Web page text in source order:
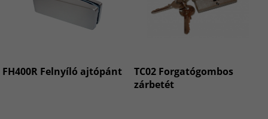
FH400R Felnyíló ajtópánt
TC02 Forgatógombos
zárbetét